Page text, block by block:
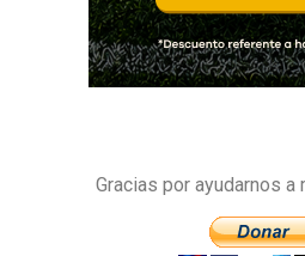
Gracias por ayudarnos a